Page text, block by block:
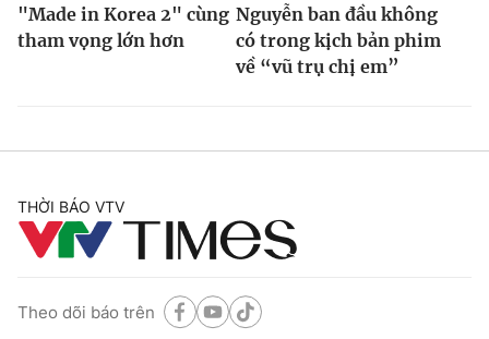
"Made in Korea 2" cùng
tham vọng lớn hơn
Nguyễn ban đầu không
có trong kịch bản phim
về “vũ trụ chị em”
THỜI BÁO VTV
Theo dõi báo trên